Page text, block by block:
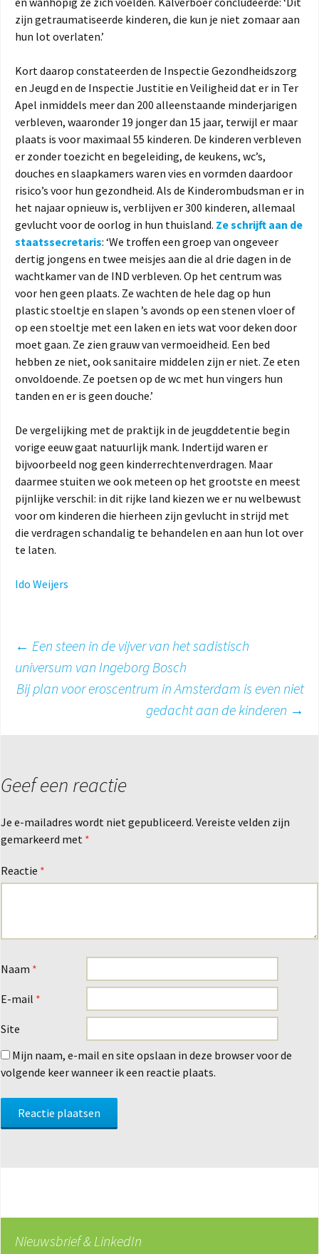
zijn getraumatiseerde kinderen, die kun je niet zomaar aan
hun lot overlaten.’
Kort daarop constateerden de Inspectie Gezondheidszorg
en Jeugd en de Inspectie Justitie en Veiligheid dat er in Ter
Apel inmiddels meer dan 200 alleenstaande minderjarigen
verbleven, waaronder 19 jonger dan 15 jaar, terwijl er maar
plaats is voor maximaal 55 kinderen. De kinderen verbleven
er zonder toezicht en begeleiding, de keukens, wc’s,
douches en slaapkamers waren vies en vormden daardoor
risico’s voor hun gezondheid. Als de Kinderombudsman er in
het najaar opnieuw is, verblijven er 300 kinderen, allemaal
gevlucht voor de oorlog in hun thuisland. Ze schrijft aan de
staatssecretaris: ‘We troffen een groep van ongeveer
dertig jongens en twee meisjes aan die al drie dagen in de
wachtkamer van de IND verbleven. Op het centrum was
voor hen geen plaats. Ze wachten de hele dag op hun
plastic stoeltje en slapen ’s avonds op een stenen vloer of
op een stoeltje met een laken en iets wat voor deken door
moet gaan. Ze zien grauw van vermoeidheid. Een bed
hebben ze niet, ook sanitaire middelen zijn er niet. Ze eten
onvoldoende. Ze poetsen op de wc met hun vingers hun
tanden en er is geen douche.’
De vergelijking met de praktijk in de jeugddetentie begin
vorige eeuw gaat natuurlijk mank. Indertijd waren er
bijvoorbeeld nog geen kinderrechtenverdragen. Maar
daarmee stuiten we ook meteen op het grootste en meest
pijnlijke verschil: in dit rijke land kiezen we er nu welbewust
voor om kinderen die hierheen zijn gevlucht in strijd met
die verdragen schandalig te behandelen en aan hun lot over
te laten.
Ido Weijers
Berichtnavigatie
← Een steen in de vijver van het sadistisch
universum van Ingeborg Bosch
Bij plan voor eroscentrum in Amsterdam is even niet
gedacht aan de kinderen →
Geef een reactie
Je e-mailadres wordt niet gepubliceerd. Vereiste velden zijn
gemarkeerd met *
Reactie *
Naam *
E-mail *
Site
Mijn naam, e-mail en site opslaan in deze browser voor de
volgende keer wanneer ik een reactie plaats.
Nieuwsbrief & LinkedIn